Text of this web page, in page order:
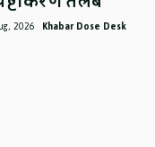
2026 Khabar Dose Desk